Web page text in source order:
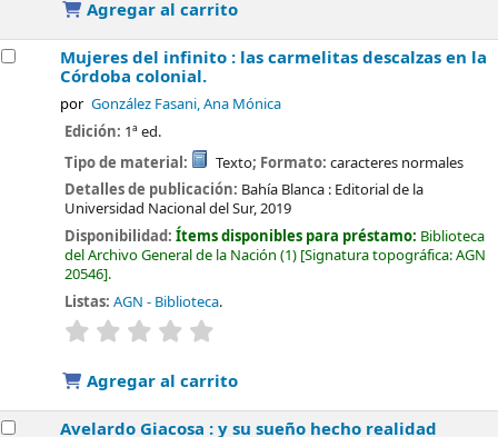
Agregar al carrito
Mujeres del infinito : las carmelitas descalzas en la
Córdoba colonial.
por González Fasani, Ana Mónica
Edición: 1ª ed.
Tipo de material:
Texto; Formato: caracteres normales
Detalles de publicación: Bahía Blanca : Editorial de la
Universidad Nacional del Sur,2019
Disponibilidad:Ítems disponibles para préstamo: Biblioteca
del Archivo General de la Nación (1) Signatura topográfica:AGN
20546 .
Listas: AGN - Biblioteca.
valoración
Agregar al carrito
Avelardo Giacosa : y su sueño hecho realidad